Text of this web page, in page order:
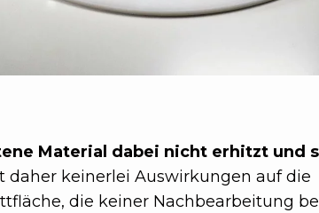
Material dabei nicht erhitzt und
daher keinerlei Auswirkungen auf die
die keiner Nachbearbeitung